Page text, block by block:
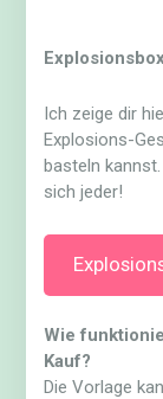
Ich zeige dir
Explosions-
basteln
sich jeder!
Wie
Kauf?
Die Vorlage